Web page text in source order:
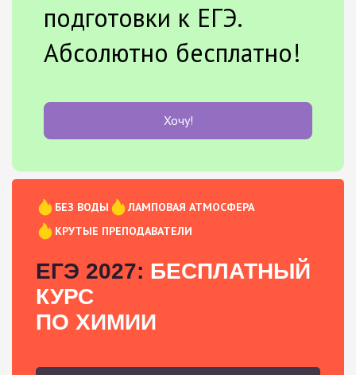
подготовки к ЕГЭ.
Абсолютно бесплатно!
Хочу!
БЕЗ ВОДЫ
ЛАМПОВАЯ АТМОСФЕРА
КРУТЫЕ ПРЕПОДАВАТЕЛИ
ЕГЭ 2027: БЕСПЛАТНЫЙ
КУРС
ПО ХИМИИ